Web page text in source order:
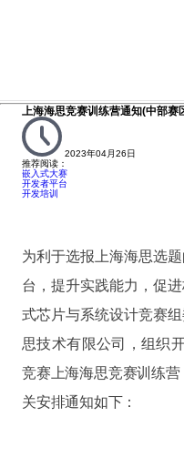
上海海思竞赛训练营通知(中部赛
2023年04月26日
推荐阅读：
嵌入式大赛
开发者平台
开发培训
为利于选报上海海思选
台，提升实践能力，促
式芯片与系统设计竞赛
思技术有限公司，组织
竞赛上海海思竞赛训练营
关安排通知如下：